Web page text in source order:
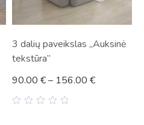
3 dalių paveikslas „Auksinė
tekstūra”
90.00 €– 156.00 €